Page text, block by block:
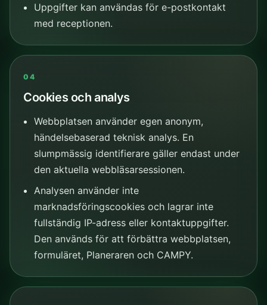
Uppgifter kan användas för e-postkontakt
med receptionen.
04
Cookies och analys
Webbplatsen använder egen anonym,
händelsebaserad teknisk analys. En
slumpmässig identifierare gäller endast under
den aktuella webbläsarsessionen.
Analysen använder inte
marknadsföringscookies och lagrar inte
fullständig IP-adress eller kontaktuppgifter.
Den används för att förbättra webbplatsen,
formuläret, Planeraren och CAMPY.